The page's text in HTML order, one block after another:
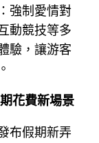
強制愛情對
動競技等多
驗，讓游客
花費新場景
布假期新弄